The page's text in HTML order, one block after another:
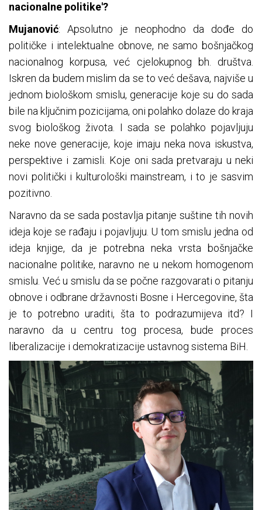
nacionalne politike'?
Mujanović: Apsolutno je neophodno da dođe do
političke i intelektualne obnove, ne samo bošnjačkog
nacionalnog korpusa, već cjelokupnog bh. društva.
Iskren da budem mislim da se to već dešava, najviše u
jednom biološkom smislu, generacije koje su do sada
bile na ključnim pozicijama, oni polahko dolaze do kraja
svog biološkog života. I sada se polahko pojavljuju
neke nove generacije, koje imaju neka nova iskustva,
perspektive i zamisli. Koje oni sada pretvaraju u neki
novi politički i kulturološki mainstream, i to je sasvim
pozitivno.
Naravno da se sada postavlja pitanje suštine tih novih
ideja koje se rađaju i pojavljuju. U tom smislu jedna od
ideja knjige, da je potrebna neka vrsta bošnjačke
nacionalne politike, naravno ne u nekom homogenom
smislu. Već u smislu da se počne razgovarati o pitanju
obnove i odbrane državnosti Bosne i Hercegovine, šta
je to potrebno uraditi, šta to podrazumijeva itd? I
naravno da u centru tog procesa, bude proces
liberalizacije i demokratizacije ustavnog sistema BiH.